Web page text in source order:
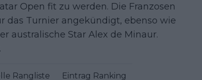
Open fit zu werden. Die Franzosen
das Turnier angekündigt, ebenso wie
australische Star Alex de Minaur.
Rangliste Eintrag Ranking